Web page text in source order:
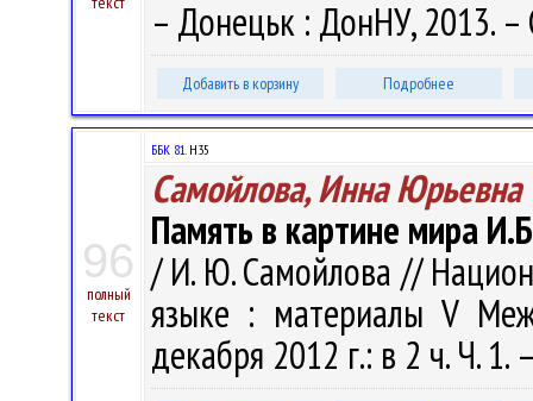
– Донецьк : ДонНУ, 2013.
Добавить в корзину Подробнее
96
полный
текст
ББК 81.Н35
Самойлова, Инна Юрьевна
Память в картине мира
/ И. Ю. Самойлова //
языке : материалы V
декабря 2012 г.: в 2 ч. Ч.